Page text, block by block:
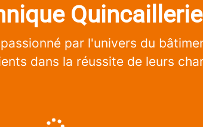
par l'univers du
dans la réussite de leurs